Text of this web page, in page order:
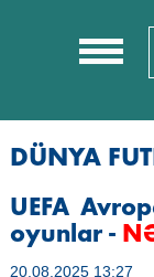
DÜNYA
UEFA
oyunlar -
20.08.2025 13:27